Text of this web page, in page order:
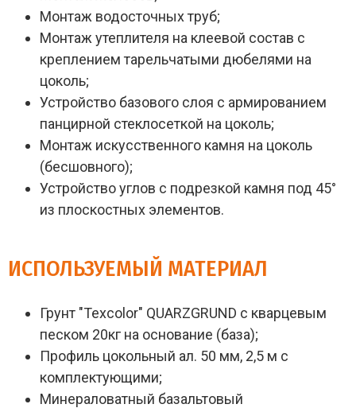
Монтаж водосточных труб;
Монтаж утеплителя на клеевой состав с
креплением тарельчатыми дюбелями на
цоколь;
Устройство базового слоя с армированием
панцирной стеклосеткой на цоколь;
Монтаж искусственного камня на цоколь
(бесшовного);
Устройство углов с подрезкой камня под 45°
из плоскостных элементов.
ИСПОЛЬЗУЕМЫЙ МАТЕРИАЛ
Грунт "Texcolor" QUARZGRUND с кварцевым
песком 20кг на основание (база);
Профиль цокольный ал. 50 мм, 2,5 м с
комплектующими;
Минераловатный базальтовый